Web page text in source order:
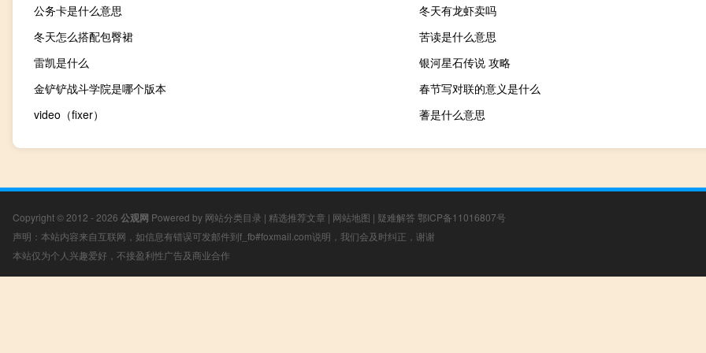
公务卡是什么意思
冬天有龙虾卖吗
冬天怎么搭配包臀裙
苦读是什么意思
雷凯是什么
银河星石传说 攻略
金铲铲战斗学院是哪个版本
春节写对联的意义是什么
video（fixer）
蓍是什么意思
Copyright © 2012 - 2026 公观网 Powered by 网站分类目录 | 精选推荐文章 | 网站地图 | 疑难解答 鄂ICP备11016807号
声明：本站内容来自互联网，如信息有错误可发邮件到f_fb#foxmail.com说明，我们会及时纠正，谢谢
本站仅为个人兴趣爱好，不接盈利性广告及商业合作